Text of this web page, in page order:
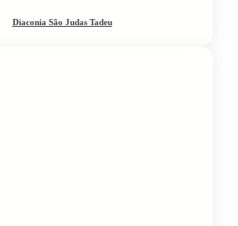
Diaconia São Judas Tadeu